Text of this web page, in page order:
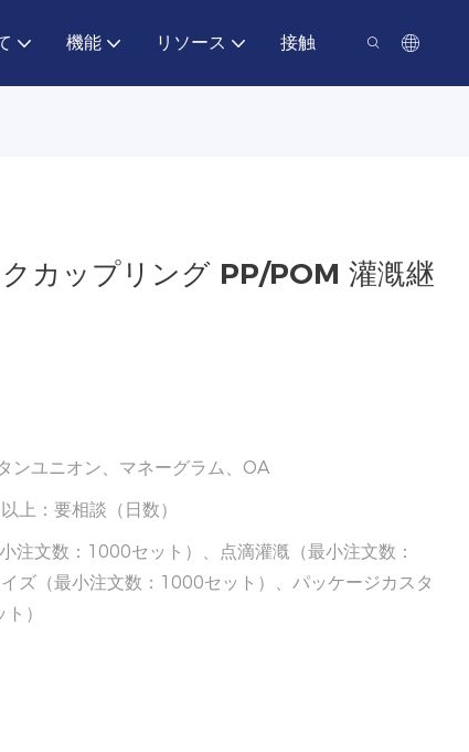
機能 リソース 接触
カップリング PP/POM 灌漑継
ンユニオン、マネーグラム、OA
：要相談（日数）
注文数：1000セット）、点滴灌漑（最小注文数：
ズ（最小注文数：1000セット）、パッケージカスタ
）